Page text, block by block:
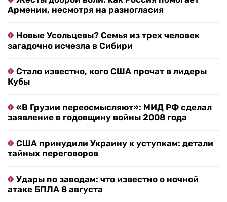
Армении, несмотря на разногласия
Новые Усольцевы? Семья из трех человек
загадочно исчезла в Сибири
Стало известно, кого США прочат в лидеры
Кубы
«В Грузии переосмысляют»: МИД РФ сделал
заявление в годовщину войны 2008 года
США принудили Украину к уступкам: детали
тайных переговоров
Удары по заводам: что известно о ночной
атаке БПЛА 8 августа